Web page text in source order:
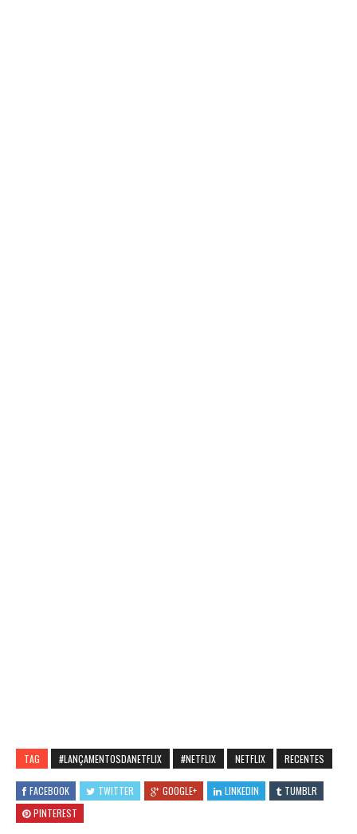
TAG #LANÇAMENTOSDANETFLIX #NETFLIX NETFLIX RECENTES
FACEBOOK TWITTER GOOGLE+ LINKEDIN
TUMBLR
PINTEREST